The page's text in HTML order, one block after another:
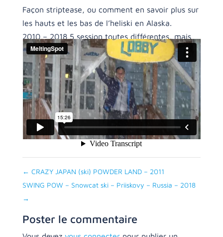
Façon striptease, ou comment en savoir plus sur
les hauts et les bas de l’heliski en Alaska.
2010 – 2018 5 session toutes différentes, mais
l’esprit et l’envie restent toujours identique.
Compétences
2018,Alaska
Posté le
09/08/2023
← CRAZY JAPAN (ski) POWDER LAND – 2011
SWING POW – Snowcat ski – Priiskovy – Russia – 2018
→
Poster le commentaire